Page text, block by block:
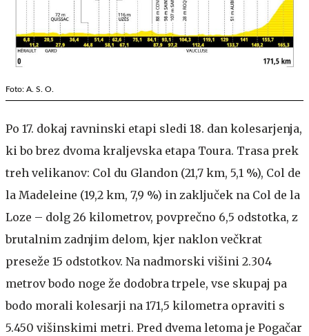
Foto: A. S. O.
Po 17. dokaj ravninski etapi sledi 18. dan kolesarjenja,
ki bo brez dvoma kraljevska etapa Toura. Trasa prek
treh velikanov: Col du Glandon (21,7 km, 5,1 %), Col de
la Madeleine (19,2 km, 7,9 %) in zaključek na Col de la
Loze – dolg 26 kilometrov, povprečno 6,5 odstotka, z
brutalnim zadnjim delom, kjer naklon večkrat
preseže 15 odstotkov. Na nadmorski višini 2.304
metrov bodo noge že dodobra trpele, vse skupaj pa
bodo morali kolesarji na 171,5 kilometra opraviti s
5.450 višinskimi metri. Pred dvema letoma je Pogačar